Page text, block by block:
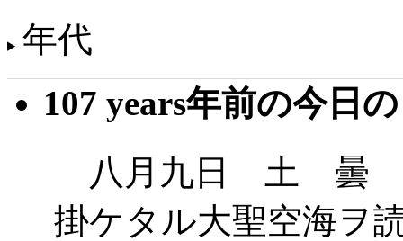
年代
107 years年前の今日
八月九日 土 曇
掛ケタル大聖空海ヲ